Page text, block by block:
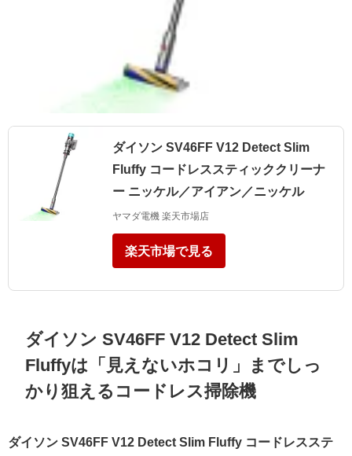
ダイソン SV46FF V12 Detect Slim
Fluffy コードレススティッククリーナ
ー ニッケル／アイアン／ニッケル
ヤマダ電機 楽天市場店
楽天市場で見る
ダイソン SV46FF V12 Detect Slim
Fluffyは「見えないホコリ」までしっ
かり狙えるコードレス掃除機
ダイソン SV46FF V12 Detect Slim Fluffy コードレスステ